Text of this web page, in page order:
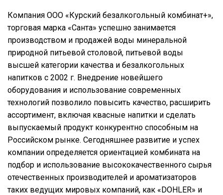
Компания ООО «Курский безалкогольный комбинат+»,
торговая марка «Санта» успешно занимается
производством и продажей воды минеральной
природной питьевой столовой, питьевой воды
высшей категории качества и безалкогольных
напитков с 2002 г. Внедрение новейшего
оборудования и использование современных
технологий позволило повысить качество, расширить
ассортимент, включая квасные напитки и сделать
выпускаемый продукт конкурентно способным на
Российском рынке. Сегодняшнее развитие и успех
компании определяется ориентацией комбината на
подбор и использование высококачественного сырья
отечественных производителей и ароматизаторов
таких ведущих мировых компаний, как «DOHLER» и